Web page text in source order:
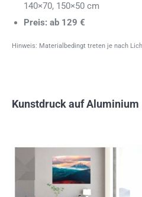
140×70, 150×50 cm
Preis: ab 129 €
Hinweis: Materialbedingt treten je nach
Kunstdruck auf Aluminium